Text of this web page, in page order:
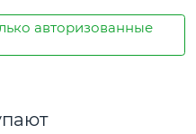
авторизованные